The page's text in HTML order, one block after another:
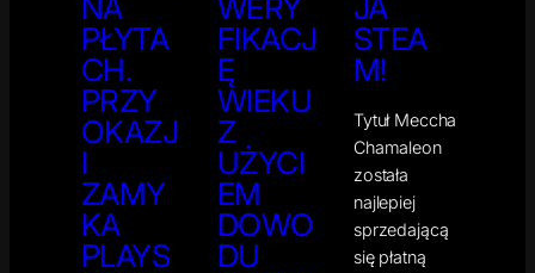
PŁYTA
CH.
PRZY
OKAZJ
I
ZAMY
KA
PLAYS
FIKACJ
Ę
WIEKU
Z
UŻYCI
EM
DOWO
DU
STEA
M!
Tytuł Meccha
Chamaleon
została
najlepiej
sprzedającą
się płatną